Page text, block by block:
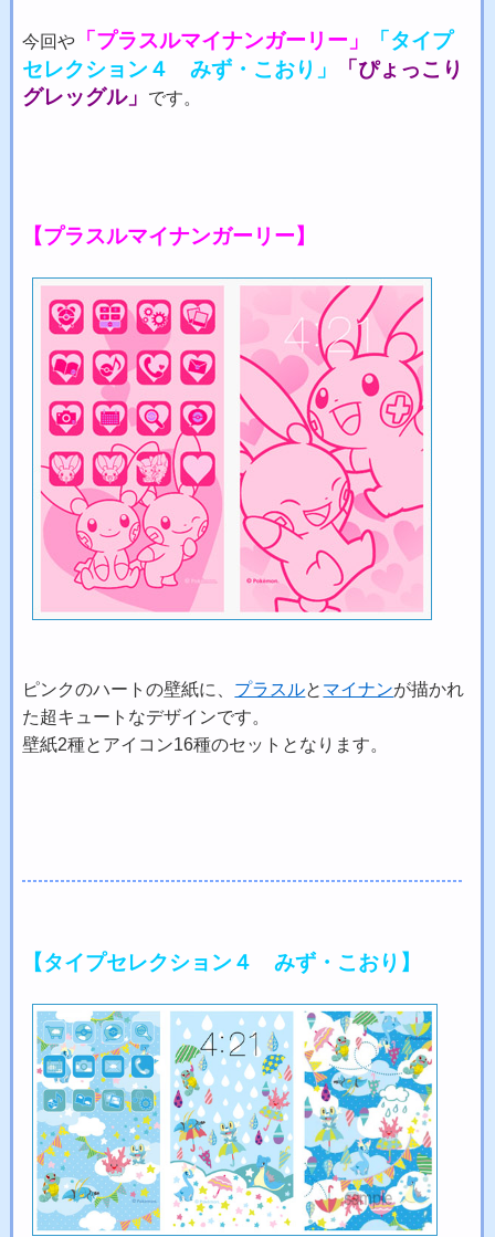
今回や 「プラスルマイナンガーリー」
「タイプ
セレクション４ みず・こおり」
「ぴょっこり
グレッグル」
です。
【プラスルマイナンガーリー】
ピンクのハートの壁紙に、 プラスルと マイナンが描かれ
た超キュートなデザインです。
壁紙2種とアイコン16種のセットとなります。
【タイプセレクション４ みず・こおり】